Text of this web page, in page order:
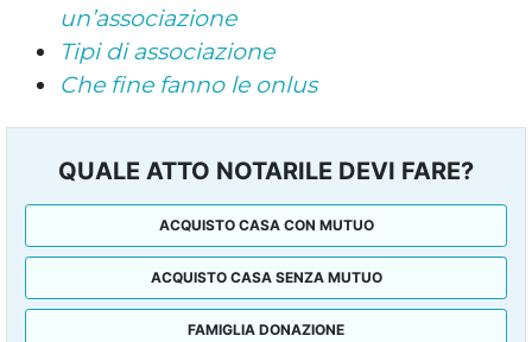
un’associazione
Tipi di associazione
Che fine fanno le onlus
QUALE ATTO NOTARILE DEVI FARE?
ACQUISTO CASA CON MUTUO
ACQUISTO CASA SENZA MUTUO
FAMIGLIA DONAZIONE